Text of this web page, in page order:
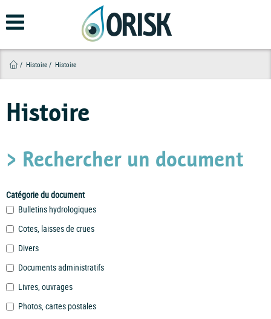
au
contenu
Histoire Histoire
Histoire
> Rechercher un document
Catégorie du document
Bulletins hydrologiques
Cotes, laisses de crues
Divers
Documents administratifs
Livres, ouvrages
Photos, cartes postales